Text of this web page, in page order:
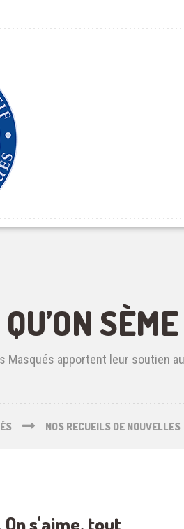
Masqués apportent leur soutien
NOS RECUEILS DE NOUVELLES
On s'aime, tout